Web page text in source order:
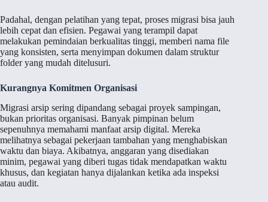
Padahal, dengan pelatihan yang tepat, proses migrasi bisa jauh
lebih cepat dan efisien. Pegawai yang terampil dapat
melakukan pemindaian berkualitas tinggi, memberi nama file
yang konsisten, serta menyimpan dokumen dalam struktur
folder yang mudah ditelusuri.
Kurangnya Komitmen Organisasi
Migrasi arsip sering dipandang sebagai proyek sampingan,
bukan prioritas organisasi. Banyak pimpinan belum
sepenuhnya memahami manfaat arsip digital. Mereka
melihatnya sebagai pekerjaan tambahan yang menghabiskan
waktu dan biaya. Akibatnya, anggaran yang disediakan
minim, pegawai yang diberi tugas tidak mendapatkan waktu
khusus, dan kegiatan hanya dijalankan ketika ada inspeksi
atau audit.